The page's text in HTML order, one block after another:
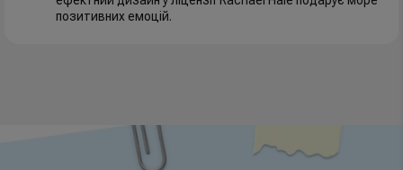
позитивних емоцій.